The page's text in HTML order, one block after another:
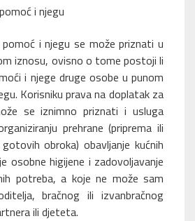
i njegu
i njegu se može priznati u
iznosu, ovisno o tome postoji li
i njege druge osobe u punom
Korisniku prava na doplatak za
se iznimno priznati i usluga
prehrane (priprema ili
obroka) obavljanje kućnih
osobne higijene i zadovoljavanje
potreba, a koje ne može sam
bračnog ili izvanbračnog
ili djeteta.